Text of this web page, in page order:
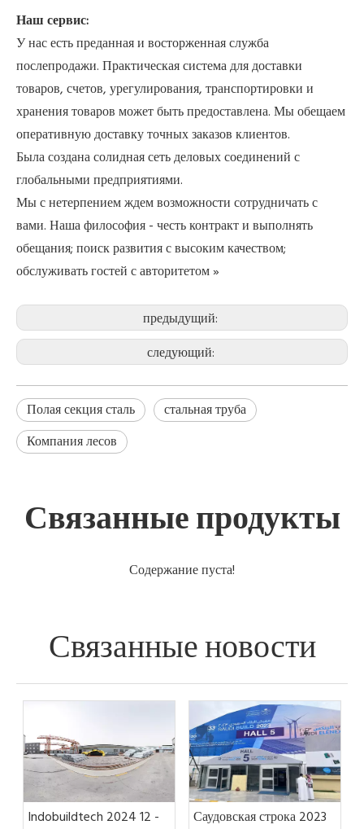
Наш сервис:
У нас есть преданная и восторженная служба
послепродажи. Практическая система для доставки
товаров, счетов, урегулирования, транспортировки и
хранения товаров может быть предоставлена. Мы обещаем
оперативную доставку точных заказов клиентов.
Была создана солидная сеть деловых соединений с
глобальными предприятиями.
Мы с нетерпением ждем возможности сотрудничать с
вами. Наша философия - честь контракт и выполнять
обещания; поиск развития с высоким качеством;
обслуживать гостей с авторитетом »
предыдущий:
следующий:
Полая секция сталь
стальная труба
Компания лесов
Связанные продукты
Содержание пуста!
Связанные новости
Indobuildtech 2024 12 -
Саудовская строка 2023